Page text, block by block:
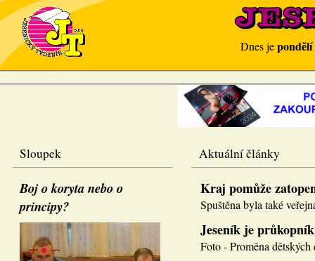
Dnes jepondělí
Sloupek
Boj o koryta nebo o
principy?
Aktuální články
Kraj pomůže
Spuštěna byla také
Jeseník je průkopník
Foto - Proměna